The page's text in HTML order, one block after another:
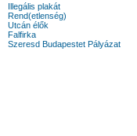
Illegális plakát
Rend(etlenség)
Utcán élők
Falfirka
Szeresd Budapestet Pályázat